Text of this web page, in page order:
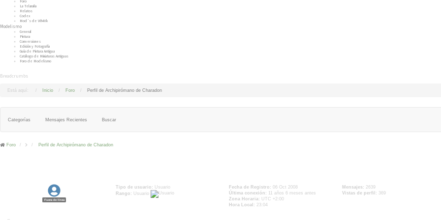
Foro
La Telaraña
Relatos
Codex
Mod´s de Wh40k
Modelismo
General
Pintura
Conversiones
Edición y Fotografía
Guía de Pintura Antigua
Catálogo de Miniaturas Antiguas
Foro de Modelismo
Breadcrumbs
Está aquí: Inicio Foro Perfil de Archipirómano de Charadon
Categorías Mensajes Recientes Buscar
Foro Perfil de Archipirómano de Charadon
Fuera de línea
Tipo de usuario: Usuario
Rango: Usuario
Fecha de Registro: 06 Oct 2008
Última conexión: 11 años 6 meses antes
Zona Horaria: UTC +2:00
Hora Local: 23:04
Mensajes: 2639
Vistas de perfil: 369